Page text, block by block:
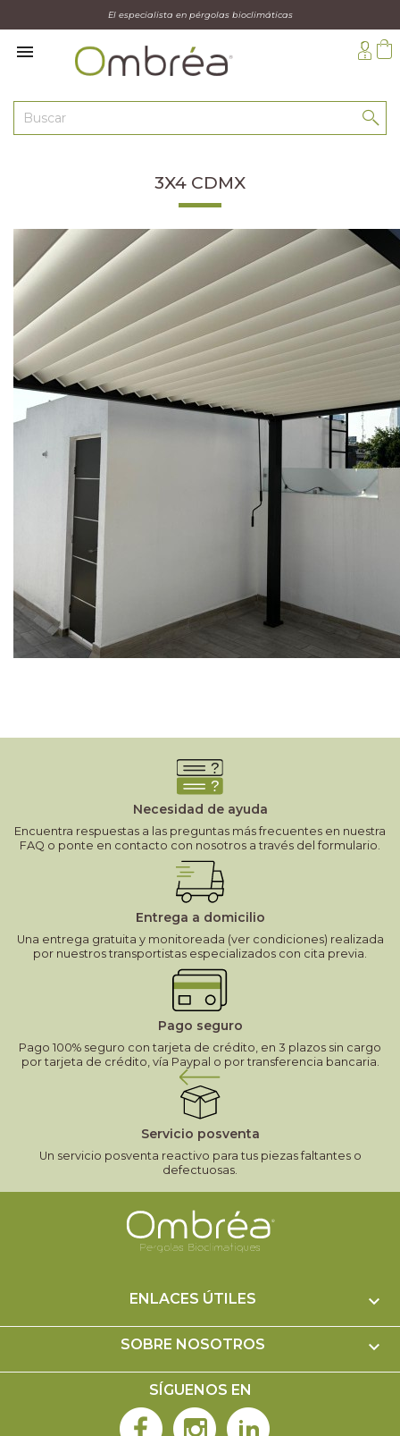
El especialista en pérgolas bioclimáticas

3X4 CDMX
Necesidad de ayuda
Encuentra respuestas a las preguntas más frecuentes en nuestra
FAQ o ponte en contacto con nosotros a través del formulario.
Entrega a domicilio
Una entrega gratuita y monitoreada (ver condiciones) realizada
por nuestros transportistas especializados con cita previa.
Pago seguro
Pago 100% seguro con tarjeta de crédito, en 3 plazos sin cargo
por tarjeta de crédito, vía Paypal o por transferencia bancaria.
Servicio posventa
Un servicio posventa reactivo para tus piezas faltantes o
defectuosas.
ENLACES ÚTILES 
SOBRE NOSOTROS 
SÍGUENOS EN